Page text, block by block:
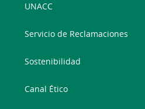
UNACC
Servicio de Reclamaciones
Sostenibilidad
Canal Ético